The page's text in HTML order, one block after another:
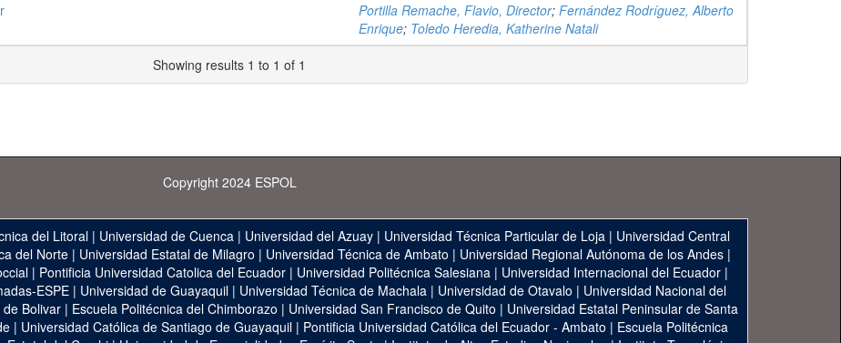
Portilla Remache, Flavio, Director; Fernández Rodríguez, Alberto
Enrique; Toledo Heredia, Katherine Natali
Showing results 1 to 1 of 1
Copyright 2024 ESPOL
del Litoral | Universidad de Cuenca | Universidad del Azuay | Universidad Técnica Particular de Loja | Universidad Central
del Norte| Universidad Estatal de Milagro | Universidad Técnica de Ambato | Universidad Regional Autónoma de los Andes|
| Pontificia Universidad Catolica del Ecuador| Universidad Politécnica Salesiana| Universidad Internacional del Ecuador|
ESPE | Universidad de Guayaquil | Universidad Técnica de Machala | Universidad de Otavalo | Universidad Nacional del
Bolivar| Escuela Politécnica del Chimborazo | Universidad San Francisco de Quito | Universidad Estatal Peninsular de Santa
| Universidad Católica de Santiago de Guayaquil | Pontificia Universidad Católica del Ecuador - Ambato | Escuela Politécnica